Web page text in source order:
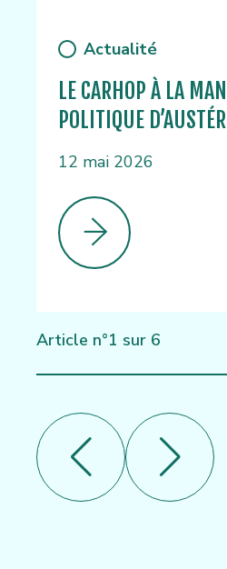
Actualité
LE CARHOP À LA
POLITIQUE
12 mai 2026
Article n°1 sur 6